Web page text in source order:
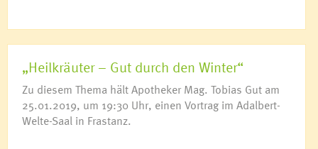
„Heilkräuter – Gut durch den Winter“
Zu diesem Thema hält Apotheker Mag. Tobias Gut am
25.01.2019, um 19:30 Uhr, einen Vortrag im Adalbert-
Welte-Saal in Frastanz.